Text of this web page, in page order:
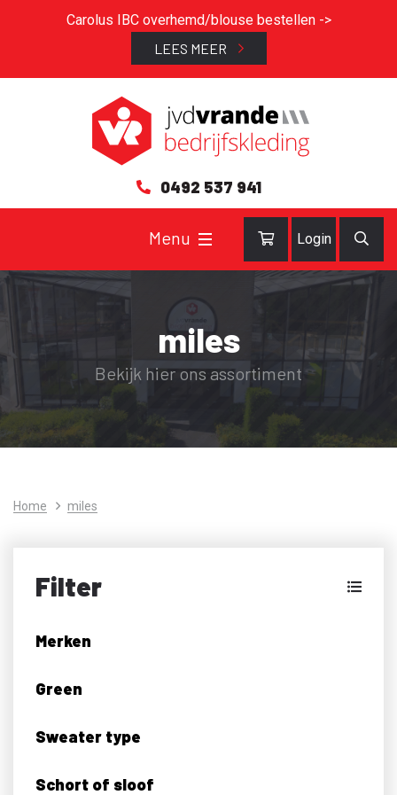
Carolus IBC overhemd/blouse bestellen ->
LEES MEER
0492 537 941
Login
miles
Bekijk hier ons assortiment
Home miles
Filter
Merken
Green
Sweater type
Schort of sloof